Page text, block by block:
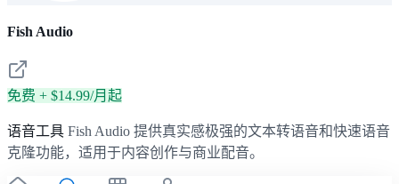
Fish Audio
免费 + $14.99/月起
语音工具 Fish Audio 提供真实感极强的文本转语音和快速语音
克隆功能，适用于内容创作与商业配音。